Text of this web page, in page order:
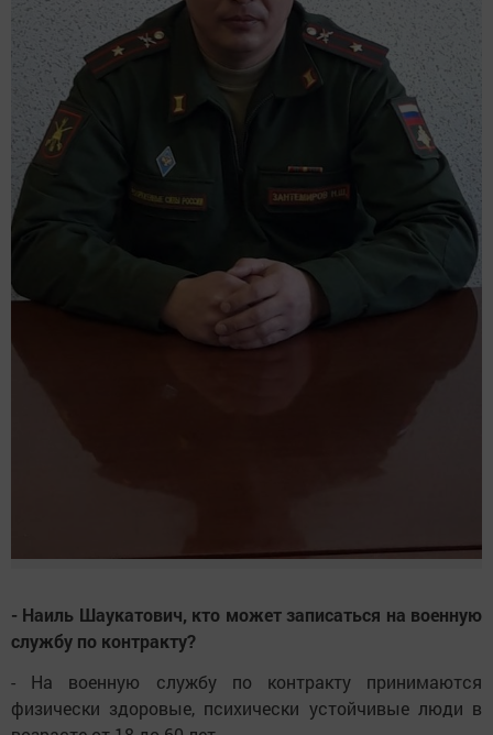
- Наиль Шаукатович, кто может записаться на военную
службу по контракту?
- На военную службу по контракту принимаются
физически здоровые, психически устойчивые люди в